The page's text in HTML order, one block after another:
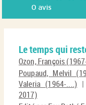
0avis
Le temps qui
Ozon, François
Poupaud, Melvil
Valeria (1964-....) |
2017)